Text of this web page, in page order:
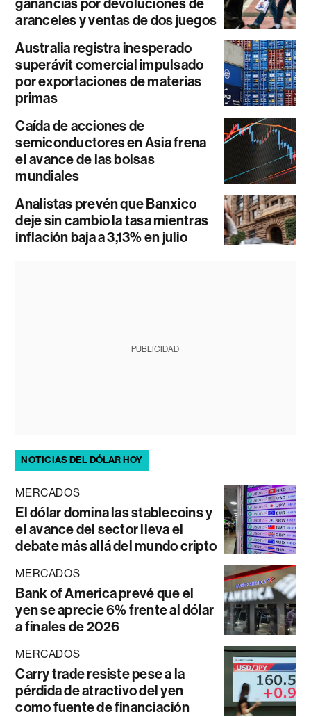
ganancias por devoluciones de
aranceles y ventas de dos juegos
Australia registra inesperado
superávit comercial impulsado
por exportaciones de materias
primas
Caída de acciones de
semiconductores en Asia frena
el avance de las bolsas
mundiales
Analistas prevén que Banxico
deje sin cambio la tasa mientras
inflación baja a 3,13% en julio
PUBLICIDAD
NOTICIAS DEL DÓLAR HOY
MERCADOS
El dólar domina las stablecoins y
el avance del sector lleva el
debate más allá del mundo cripto
MERCADOS
Bank of America prevé que el
yen se aprecie 6% frente al dólar
a finales de 2026
MERCADOS
Carry trade resiste pese a la
pérdida de atractivo del yen
como fuente de financiación